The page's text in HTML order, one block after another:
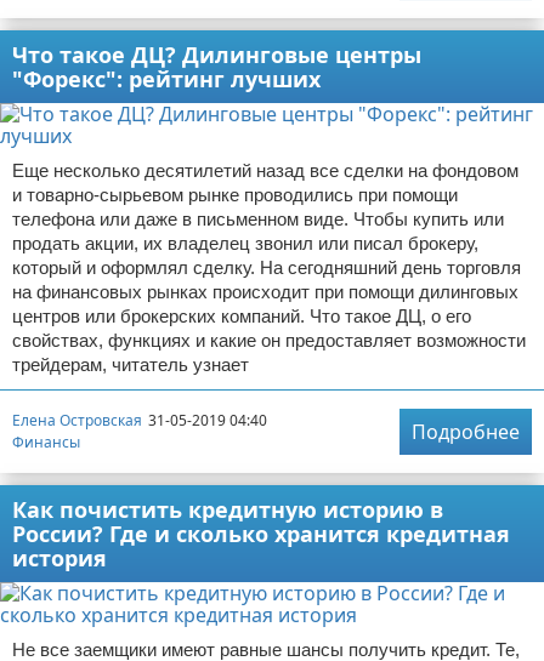
Что такое ДЦ? Дилинговые центры
"Форекс": рейтинг лучших
Еще несколько десятилетий назад все сделки на фондовом
и товарно-сырьевом рынке проводились при помощи
телефона или даже в письменном виде. Чтобы купить или
продать акции, их владелец звонил или писал брокеру,
который и оформлял сделку. На сегодняшний день торговля
на финансовых рынках происходит при помощи дилинговых
центров или брокерских компаний. Что такое ДЦ, о его
свойствах, функциях и какие он предоставляет возможности
трейдерам, читатель узнает
Елена Островская 31-05-2019 04:40
Финансы
Подробнее
Как почистить кредитную историю в
России? Где и сколько хранится кредитная
история
Не все заемщики имеют равные шансы получить кредит. Те,